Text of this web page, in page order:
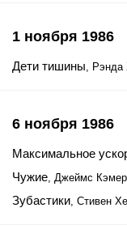
1 ноября 1986
Дети тишины,
6 ноября 1986
Максимальное
Чужие, Джеймс
Зубастики, Стивен